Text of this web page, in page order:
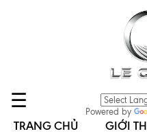
☰ Powered by
TRANG CHỦ GIỚI